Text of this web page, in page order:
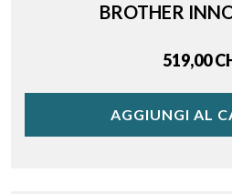
BROTHER
Price
519,00
AGGIUNGI AL